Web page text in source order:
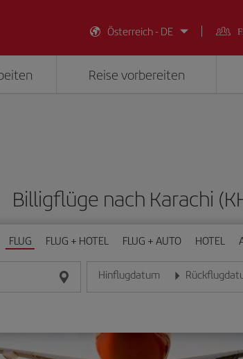
Österreich - DE
Reise vorbereiten
Billigflüge nach Karachi
FLUG FLUG + HOTEL FLUG + AUTO HOTEL
Hinflugdatum
Geben Sie das Datum im Format
Geben Sie das